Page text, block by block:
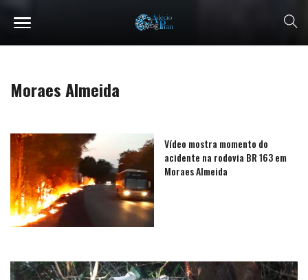
Moraes Almeida
Vídeo mostra momento do
acidente na rodovia BR 163 em
Moraes Almeida